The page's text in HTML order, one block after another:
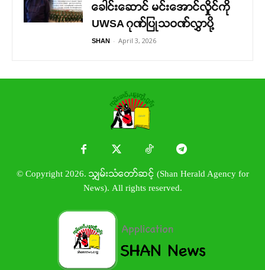
ခေါင်းဆောင် မင်းအောင်လှိုင်ကို
UWSA ဂုဏ်ပြုသဝဏ်လွှာပို့
SHAN - April 3, 2026
© Copyright 2026. သျှမ်းသံတော်ဆင့် (Shan Herald Agency for
News). All rights reserved.